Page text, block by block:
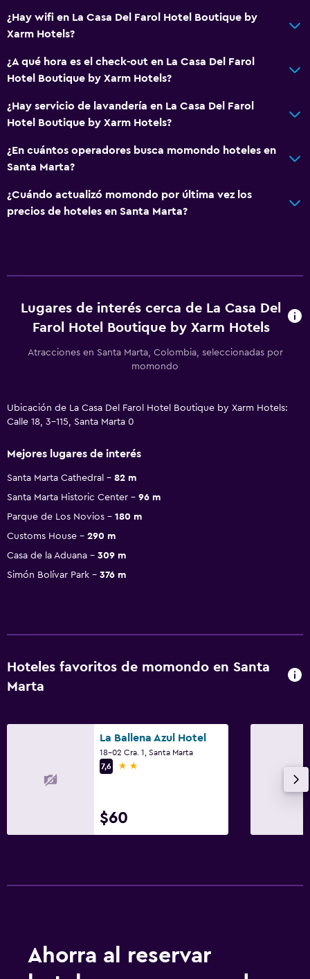
¿Hay wifi en La Casa Del Farol Hotel Boutique by
Xarm Hotels?
¿A qué hora es el check-out en La Casa Del Farol
Hotel Boutique by Xarm Hotels?
¿Hay servicio de lavandería en La Casa Del Farol
Hotel Boutique by Xarm Hotels?
¿En cuántos operadores busca momondo hoteles en
Santa Marta?
¿Cuándo actualizó momondo por última vez los
precios de hoteles en Santa Marta?
Lugares de interés cerca de La Casa Del
Farol Hotel Boutique by Xarm Hotels
Atracciones en Santa Marta, Colombia, seleccionadas por
momondo
Ubicación de La Casa Del Farol Hotel Boutique by Xarm Hotels:
Calle 18, 3-115, Santa Marta 0
Mejores lugares de interés
Santa Marta Cathedral
82 m
Santa Marta Historic Center
96 m
Parque de Los Novios
180 m
Customs House
290 m
Casa de la Aduana
309 m
Simón Bolívar Park
376 m
Hoteles favoritos de momondo en Santa
Marta
La Ballena Azul Hotel
18-02 Cra. 1, Santa Marta
7,6
2 estrellas
$60
Ahorra al reservar